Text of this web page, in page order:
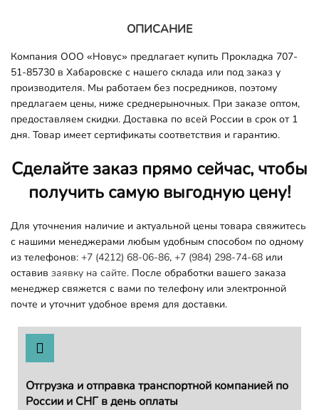
ОПИСАНИЕ
Компания ООО «Новус» предлагает купить Прокладка 707-
51-85730 в Хабаровске с нашего склада или под заказ у
производителя. Мы работаем без посредников, поэтому
предлагаем цены, ниже среднерыночных. При заказе оптом,
предоставляем скидки. Доставка по всей России в срок от 1
дня. Товар имеет сертификаты соответствия и гарантию.
Сделайте заказ прямо сейчас, чтобы
получить самую выгодную цену!
Для уточнения наличие и актуальной цены товара свяжитесь
с нашими менеджерами любым удобным способом по одному
из телефонов: +7 (4212) 68-06-86, +7 (984) 298-74-68 или
оставив заявку на сайте. После обработки вашего заказа
менеджер свяжется с вами по телефону или электронной
почте и уточнит удобное время для доставки.
Отгрузка и отправка транспортной компанией по
России и СНГ в день оплаты